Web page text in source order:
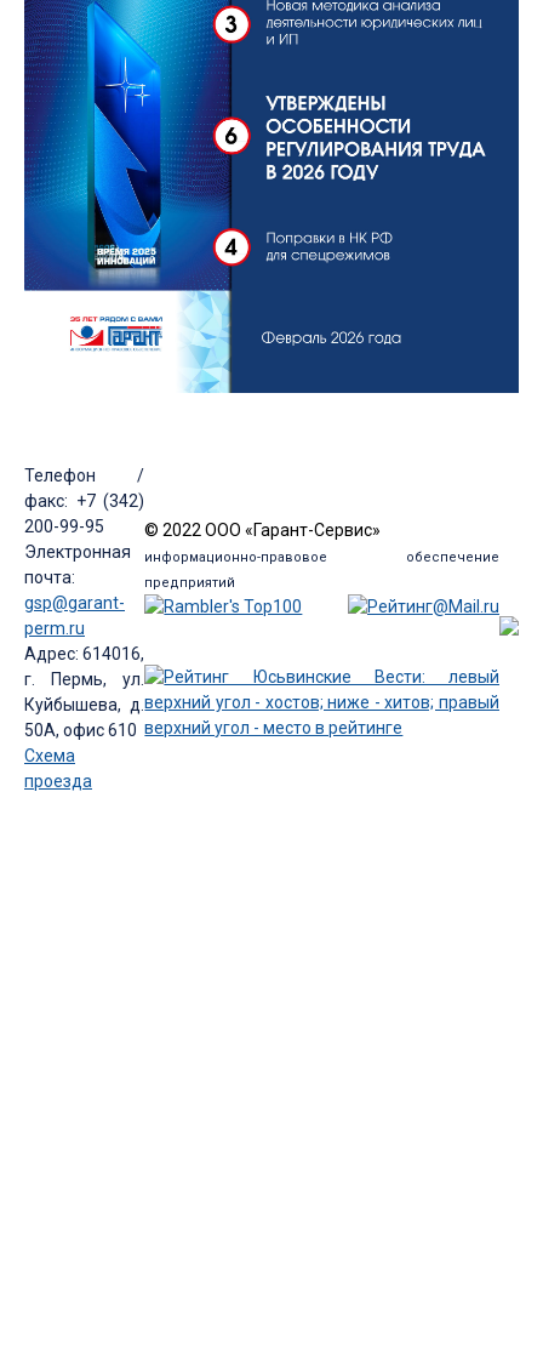
Телефон /
факс: +7 (342)
200-99-95
Электронная
почта:
gsp@garant-
perm.ru
Адрес: 614016,
г. Пермь, ул.
Куйбышева, д.
50А, офис 610
Схема
проезда
© 2022 ООО «Гарант-Сервис»
информационно-правовое обеспечение
предприятий